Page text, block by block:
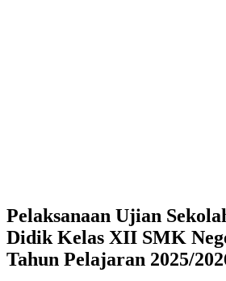
Pelaksanaan Ujian
Didik Kelas XII SMK
Tahun Pelajaran 2025/